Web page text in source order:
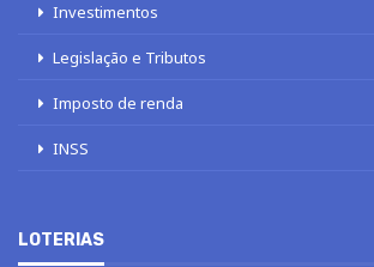
Investimentos
Legislação e Tributos
Imposto de renda
INSS
LOTERIAS